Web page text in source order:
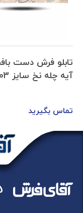
تابلو فرش دست
آیه چله نخ سایز 0.61x1.03
تماس بگیرید